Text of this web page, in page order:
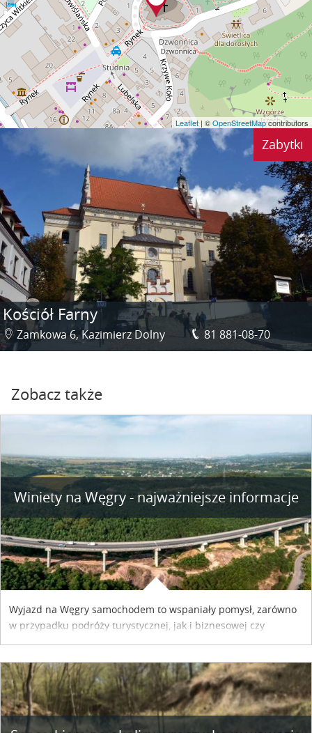
Leaflet | ©OpenStreetMapcontributors
Zabytki
Kościół Farny
Zamkowa 6, Kazimierz Dolny 81 881-08-70
Zobacz także
Winiety na Węgry - najważniejsze informacje
Wyjazd na Węgry samochodem to wspaniały pomysł, zarówno
w przypadku podróży turystycznej, jak i biznesowej czy
służbowej. Pamiętać tylko trzeba o wykupieniu winiety, co
współpracy reklamowej z Hungary Vignette.